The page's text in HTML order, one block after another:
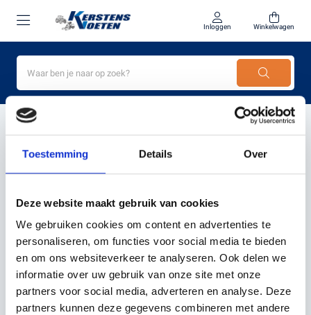
Toestemming Details Over
Deze website maakt gebruik van cookies
We gebruiken cookies om content en advertenties te
personaliseren, om functies voor social media te bieden
en om ons websiteverkeer te analyseren. Ook delen we
informatie over uw gebruik van onze site met onze
partners voor social media, adverteren en analyse. Deze
partners kunnen deze gegevens combineren met andere
Inloggen Winkelwagen
NYK
Filter Sorteer
.